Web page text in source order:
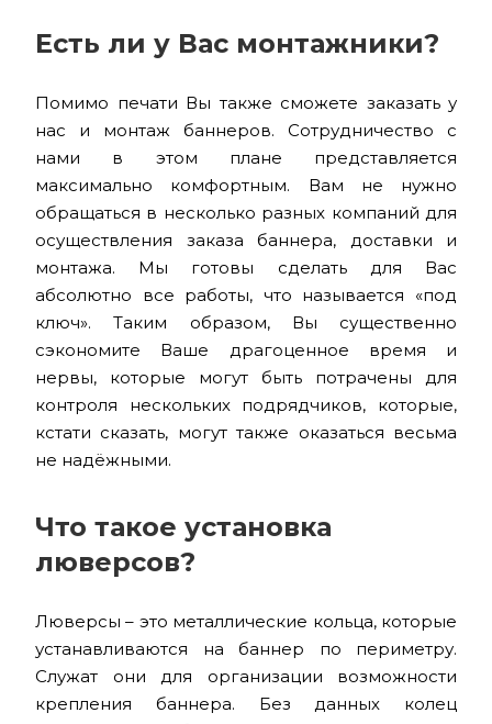
Есть ли у Вас монтажники?
Помимо печати Вы также сможете заказать у
нас и монтаж баннеров. Сотрудничество с
нами в этом плане представляется
максимально комфортным. Вам не нужно
обращаться в несколько разных компаний для
осуществления заказа баннера, доставки и
монтажа. Мы готовы сделать для Вас
абсолютно все работы, что называется «под
ключ». Таким образом, Вы существенно
сэкономите Ваше драгоценное время и
нервы, которые могут быть потрачены для
контроля нескольких подрядчиков, которые,
кстати сказать, могут также оказаться весьма
не надёжными.
Что такое установка
люверсов?
Люверсы – это металлические кольца, которые
устанавливаются на баннер по периметру.
Служат они для организации возможности
крепления баннера. Без данных колец